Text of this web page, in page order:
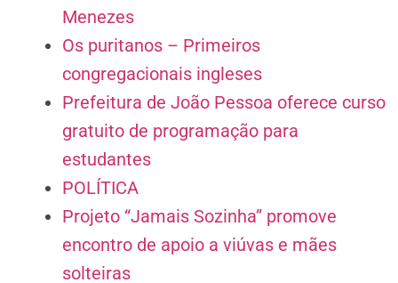
Menezes
Os puritanos – Primeiros
congregacionais ingleses
Prefeitura de João Pessoa oferece curso
gratuito de programação para
estudantes
POLÍTICA
Projeto “Jamais Sozinha” promove
encontro de apoio a viúvas e mães
solteiras